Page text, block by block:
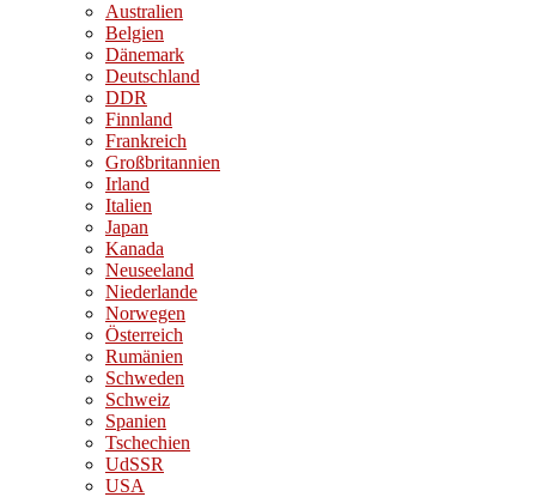
Australien
Belgien
Dänemark
Deutschland
DDR
Finnland
Frankreich
Großbritannien
Irland
Italien
Japan
Kanada
Neuseeland
Niederlande
Norwegen
Österreich
Rumänien
Schweden
Schweiz
Spanien
Tschechien
UdSSR
USA